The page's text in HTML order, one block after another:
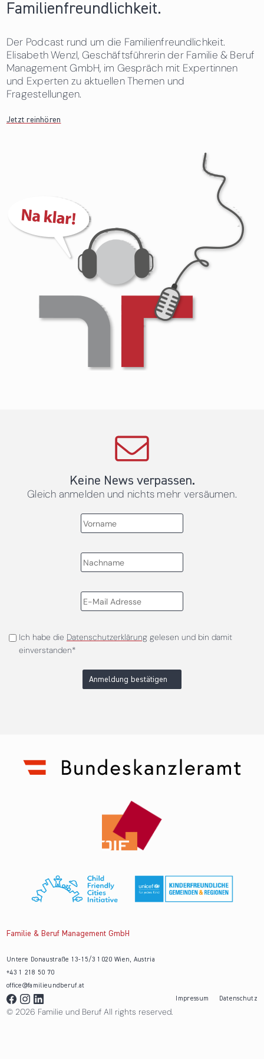
Familienfreundlichkeit.
Der Podcast rund um die Familienfreundlichkeit.
Elisabeth Wenzl, Geschäftsführerin der Familie & Beruf
Management GmbH, im Gespräch mit Expertinnen
und Experten zu aktuellen Themen und
Fragestellungen.
Jetzt reinhören
Keine News verpassen.
Gleich anmelden und nichts mehr versäumen.
Ich habe die Datenschutzerklärunggelesen und bin damit
einverstanden*
Anmeldung bestätigen
Familie & Beruf Management GmbH
Untere Donaustraße 13-15/3 1020 Wien, Austria
+43 1 218 50 70
office@familieundberuf.at
Impressum
Datenschutz
© 2026 Familie und Beruf All rights reserved.